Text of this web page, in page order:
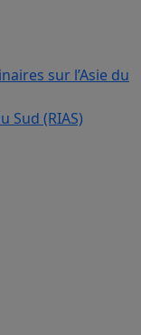
sur l’Asie du
Sud (RIAS)